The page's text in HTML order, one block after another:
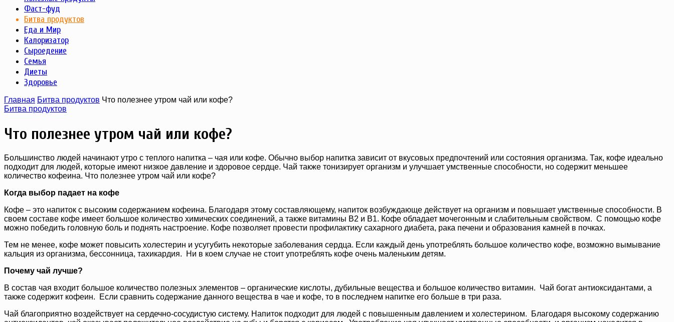
Фаст-фуд
Битва продуктов
Еда и Мир
Калоризатор
Сыроедение
Семья
Диеты
Здоровье
Главная Битва продуктов Что полезнее утром чай или кофе?
Битва продуктов
Что полезнее утром чай или кофе?
Большинство людей начинают утро с теплого напитка – чая или кофе. Обычно выбор напитка зависит от вкусовых предпочтений или состояния организма. Так, кофе идеально
подходит для людей, которые имеют низкое давление и здоровое сердце. Чай также тонизирует организм и улучшает умственные способности, но содержит меньшее
количество кофеина. Что полезнее утром чай или кофе?
Когда выбор падает на кофе
Кофе – это напиток с высоким содержанием кофеина. Благодаря этому составляющему, напиток возбуждающе действует на организм и повышает умственные способности. В
своем составе кофе имеет большое количество химических соединений, а также витамины В2 и В1. Кофе обладает мочегонным и слабительным свойством. С помощью кофе
можно победить головную боль и поднять настроение. Кофе позволяет провести профилактику сахарного диабета, рака печени и образования камней в почках.
Тем не менее, кофе может повысить холестерин и усугубить некоторые заболевания сердца. Если каждый день употреблять большое количество кофе, возможно вымывание
кальция из организма, бессонница, тахикардия. Ни в коем случае не стоит употреблять кофе очень маленьким детям.
Почему чай лучше?
В состав чая входит большое количество полезных элементов – органические кислоты, дубильные вещества и большое количество витамин. Чай богат антиоксидантами, а
также содержит кофеин. Если сравнить содержание данного вещества в чае и кофе, то в последнем напитке его больше в три раза.
Чай благоприятно воздействует на сердечно-сосудистую систему. Напиток подходит для людей с повышенным давлением и холестерином. Благодаря высокому содержанию